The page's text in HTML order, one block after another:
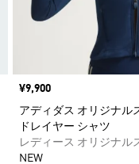
価格
¥9,900
アディダス オリジナル
ドレイヤー シャツ
レディース オリジナル
NEW